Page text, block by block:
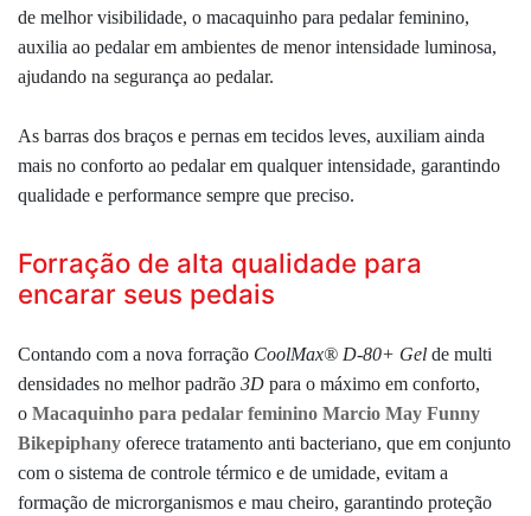
de melhor visibilidade, o macaquinho para pedalar feminino,
auxilia ao pedalar em ambientes de menor intensidade luminosa,
ajudando na segurança ao pedalar.
As barras dos braços e pernas em tecidos leves, auxiliam ainda
mais no conforto ao pedalar em qualquer intensidade, garantindo
qualidade e performance sempre que preciso.
Forração de alta qualidade para
encarar seus pedais
Contando com a nova forração CoolMax® D-80+ Gel de multi
densidades no melhor padrão 3D para o máximo em conforto,
o Macaquinho para pedalar feminino Marcio May Funny
Bikepiphany oferece tratamento anti bacteriano, que em conjunto
com o sistema de controle térmico e de umidade, evitam a
formação de microrganismos e mau cheiro, garantindo proteção